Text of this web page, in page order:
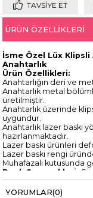
TAVSIYE ET
ÜRÜN ÖZELLIKLERI
İsme Özel Lüx Klipsli
Anahtarlık
Ürün Özellikleri:
Anahtarlığın deri ve
Anahtarlık metal
üretilmiştir.
Anahtarlık üzerinde
uygundur.
Anahtarlık lazer baskı
hazırlanmaktadır.
Lazer baskı ürünleri
Lazer baskı rengi
Muhafazalı kutusunda
Renk Seçenekleri:
Paket İçeriği:
1 Adet İsme Özel
YORUMLAR(0)